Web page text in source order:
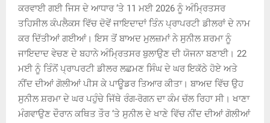
ਕਰਵਾਈ ਗਈ ਜਿਸ ਦੇ ਆਧਾਰ ‘ਤੇ 11 ਮਈ 2026 ਨੂੰ ਅੰਮ੍ਰਿਤਸਰ
ਤਹਿਸੀਲ ਕੰਪਲੈਕਸ ਵਿੱਚ ਦੋਵੇਂ ਜਾਇਦਾਦਾਂ ਤਿੰਨ ਪ੍ਰਾਪਰਟੀ ਡੀਲਰਾਂ ਦੇ ਨਾਮ
ਕਰ ਦਿੱਤੀਆਂ ਗਈਆਂ। ਇਸ ਤੋਂ ਬਾਅਦ ਮੁਲਜ਼ਮਾਂ ਨੇ ਸੁਨੀਲ ਸ਼ਰਮਾ ਨੂੰ
ਜਾਇਦਾਦ ਵੇਚਣ ਦੇ ਬਹਾਨੇ ਅੰਮ੍ਰਿਤਸਰ ਬੁਲਾਉਣ ਦੀ ਯੋਜਨਾ ਬਣਾਈ। 22
ਮਈ ਨੂੰ ਤਿੰਨੋਂ ਪ੍ਰਾਪਰਟੀ ਡੀਲਰ ਲਛਮਣ ਸਿੰਘ ਦੇ ਘਰ ਇਕੱਠੇ ਹੋਏ ਅਤੇ
ਨੀਂਦ ਦੀਆਂ ਗੋਲੀਆਂ ਪੀਸ ਕੇ ਪਾਊਡਰ ਤਿਆਰ ਕੀਤਾ। ਬਾਅਦ ਵਿੱਚ ਉਹ
ਸੁਨੀਲ ਸ਼ਰਮਾ ਦੇ ਘਰ ਪਹੁੰਚੇ ਜਿੱਥੇ ਰੰਗ-ਰੋਗਨ ਦਾ ਕੰਮ ਚੱਲ ਰਿਹਾ ਸੀ। ਖਾਣਾ
ਮੰਗਵਾਉਣ ਦੌਰਾਨ ਕਥਿਤ ਤੌਰ ‘ਤੇ ਸੁਨੀਲ ਦੇ ਖਾਣੇ ਵਿੱਚ ਨੀਂਦ ਦੀਆਂ ਗੋਲੀਆਂ